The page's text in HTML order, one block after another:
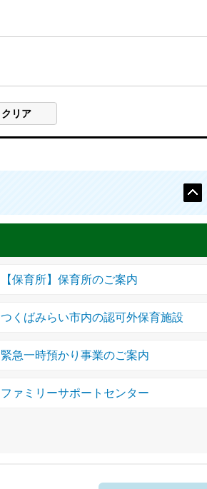
【保育所】保育所のご案内
つくばみらい市内の認可外保育施設
緊急一時預かり事業のご案内
ファミリーサポートセンター